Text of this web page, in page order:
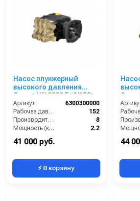
Насос плунжерный
высокого давления
Comet LW 2022 E (8/152);
1450 об/мин. вал ø 28 мм
п.в.
Артикул:
6300300000
Рабочее давление (бар):
152
Производительность (л/мин):
8
Мощность (кВт):
2.2
Обороты двигателя (об/мин):
41 000 руб.
⚡ В корзину
(13/
вал ø
44